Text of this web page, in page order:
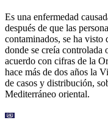
Es una enfermedad
después de que las
contaminados, se ha visto
donde se creía controlada
acuerdo con cifras de la
hace más de dos años la
de casos y distribución,
Mediterráneo oriental.